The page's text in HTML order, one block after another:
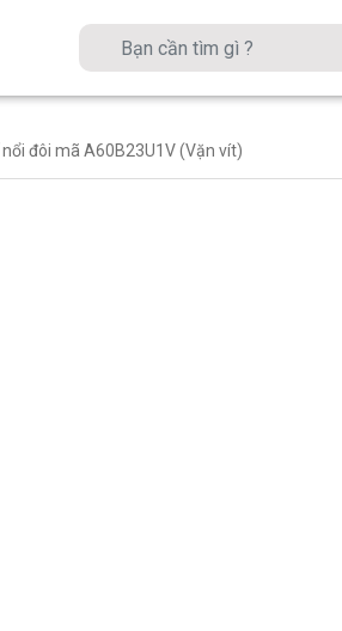
đôi mã A60B23U1V (Vặn vít)